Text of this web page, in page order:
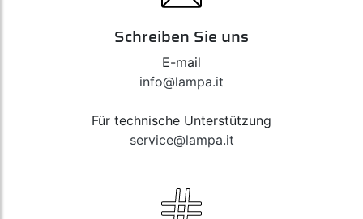
Schreiben Sie uns
E-mail
info@lampa.it
Für technische Unterstützung
service@lampa.it